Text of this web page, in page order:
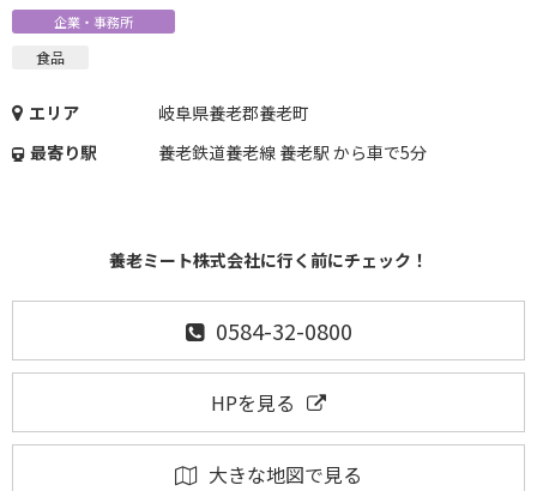
企業・事務所
食品
エリア
岐阜県養老郡養老町
最寄り駅
養老鉄道養老線 養老駅 から車で5分
養老ミート株式会社に行く前にチェック！
0584-32-0800
HPを見る
大きな地図で見る